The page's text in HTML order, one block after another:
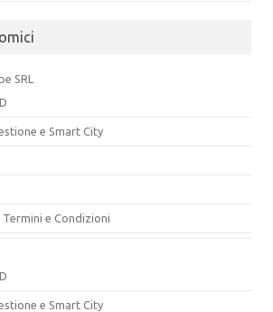
SRL
e Smart City
e Condizioni
e Smart City